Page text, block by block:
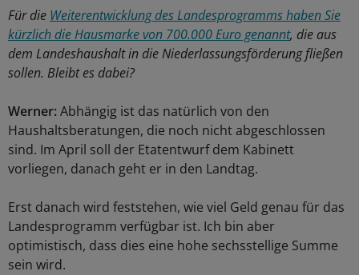
Für die Weiterentwicklung des Landesprogramms haben Sie
kürzlich die Hausmarke von 700.000 Euro genannt, die aus
dem Landeshaushalt in die Niederlassungsförderung fließen
sollen. Bleibt es dabei?
Werner:Abhängig ist das natürlich von den
Haushaltsberatungen, die noch nicht abgeschlossen
sind. Im April soll der Etatentwurf dem Kabinett
vorliegen, danach geht er in den Landtag.
Erst danach wird feststehen, wie viel Geld genau für das
Landesprogramm verfügbar ist. Ich bin aber
optimistisch, dass dies eine hohe sechsstellige Summe
sein wird.